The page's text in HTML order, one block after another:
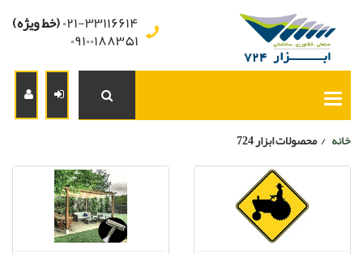
۰۲۱-۳۳۱۱۶۶۱۴(خط ویژه)
۰۹۱۰۰۱۸۸۳۵۱
خانه /محصولات ابزار 724